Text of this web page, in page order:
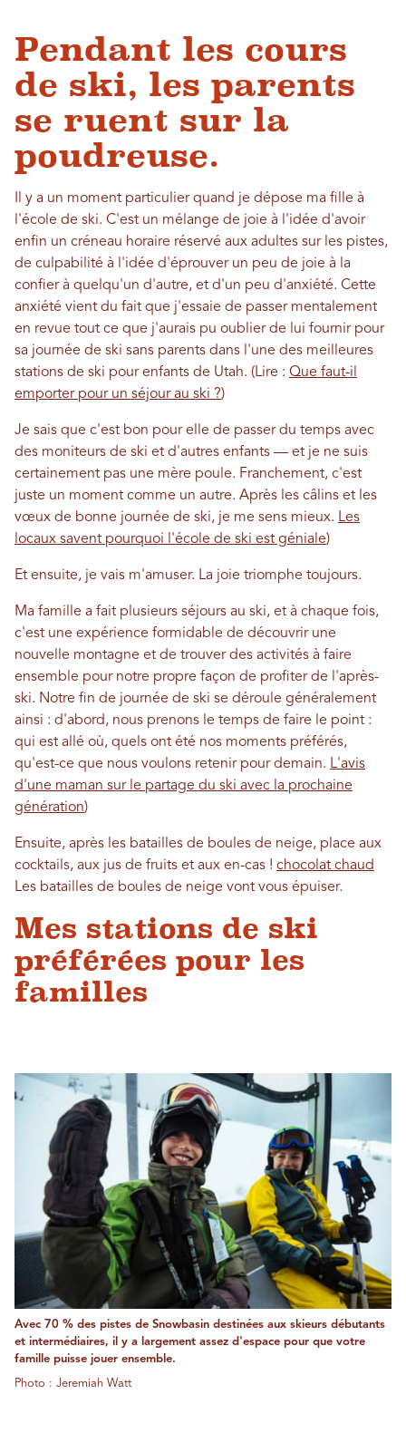
Pendant les cours
de ski, les parents
se ruent sur la
poudreuse.
Il y a un moment particulier quand je dépose ma fille à
l'école de ski. C'est un mélange de joie à l'idée d'avoir
enfin un créneau horaire réservé aux adultes sur les pistes,
de culpabilité à l'idée d'éprouver un peu de joie à la
confier à quelqu'un d'autre, et d'un peu d'anxiété. Cette
anxiété vient du fait que j'essaie de passer mentalement
en revue tout ce que j'aurais pu oublier de lui fournir pour
sa journée de ski sans parents dans l'une des meilleures
stations de ski pour enfants de Utah. (Lire : Que faut-il
emporter pour un séjour au ski ?)
Je sais que c'est bon pour elle de passer du temps avec
des moniteurs de ski et d'autres enfants — et je ne suis
certainement pas une mère poule. Franchement, c'est
juste un moment comme un autre. Après les câlins et les
vœux de bonne journée de ski, je me sens mieux. Les
locaux savent pourquoi l'école de ski est géniale)
Et ensuite, je vais m'amuser. La joie triomphe toujours.
Ma famille a fait plusieurs séjours au ski, et à chaque fois,
c'est une expérience formidable de découvrir une
nouvelle montagne et de trouver des activités à faire
ensemble pour notre propre façon de profiter de l'après-
ski. Notre fin de journée de ski se déroule généralement
ainsi : d'abord, nous prenons le temps de faire le point :
qui est allé où, quels ont été nos moments préférés,
qu'est-ce que nous voulons retenir pour demain. L'avis
d'une maman sur le partage du ski avec la prochaine
génération)
Ensuite, après les batailles de boules de neige, place aux
cocktails, aux jus de fruits et aux en-cas ! chocolat chaud
Les batailles de boules de neige vont vous épuiser.
Mes stations de ski
préférées pour les
familles
Avec 70 % des pistes de Snowbasin destinées aux skieurs débutants
et intermédiaires, il y a largement assez d'espace pour que votre
famille puisse jouer ensemble.
Photo : Jeremiah Watt